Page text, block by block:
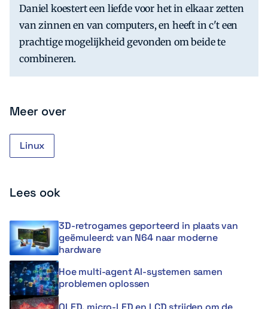
Daniel koestert een liefde voor het in elkaar zetten
van zinnen en van computers, en heeft in c't een
prachtige mogelijkheid gevonden om beide te
combineren.
Meer over
Linux
Lees ook
3D-retrogames geporteerd in plaats van
geëmuleerd: van N64 naar moderne
hardware
Hoe multi-agent AI-systemen samen
problemen oplossen